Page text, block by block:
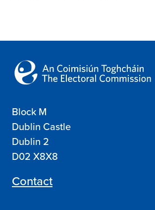
Block M
Dublin Castle
Dublin 2
D02 X8X8
Contact